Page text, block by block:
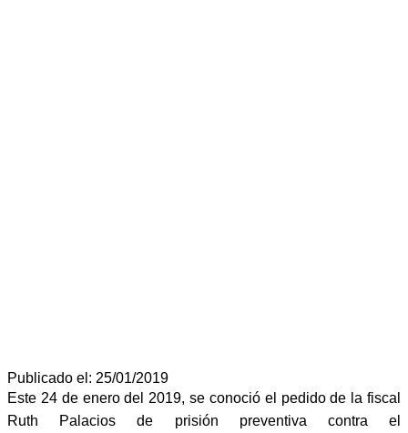
Publicado el: 25/01/2019
Este 24 de enero del 2019, se conoció el pedido de la fiscal
Ruth Palacios de prisión preventiva contra el